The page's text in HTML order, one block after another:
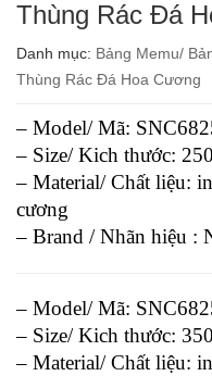
Thùng Rác Đá
Danh mục: Bảng Memu/
Thùng Rác Đá Hoa Cương
– Model/ Mã:
– Size/ Kich thước:
– Material/ Chất liệu:
cương
– Brand / Nhãn hiệu :
– Model/ Mã:
– Size/ Kich thước:
– Material/ Chất liệu: